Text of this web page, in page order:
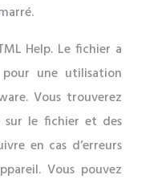
Help. Le fichier a
une utilisation
Vous trouverez
sur le fichier et des
en cas d’erreurs
Vous pouvez